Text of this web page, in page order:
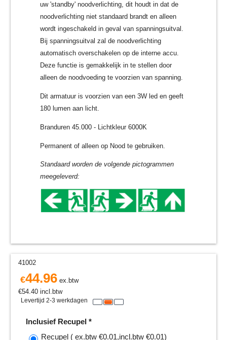
uw 'standby' noodverlichting, dit houdt in dat de
noodverlichting niet standaard brandt en alleen
wordt ingeschakeld in geval van spanningsuitval.
Bij spanningsuitval zal de noodverlichting
automatisch overschakelen op de interne accu.
Deze functie is gemakkelijk in te stellen door
alleen de noodvoeding te voorzien van spanning.
Dit armatuur is voorzien van een 3W led en geeft
180 lumen aan licht.
Branduren 45.000 - Lichtkleur 6000K
Permanent of alleen op Nood te gebruiken.
Standaard worden de volgende pictogrammen
meegeleverd:
41002
€44.96 ex.btw
€54.40 incl.btw
Levertijd 2-3 werkdagen
Inclusief Recupel *
Recupel ( ex.btw €0.01,incl.btw €0.01)